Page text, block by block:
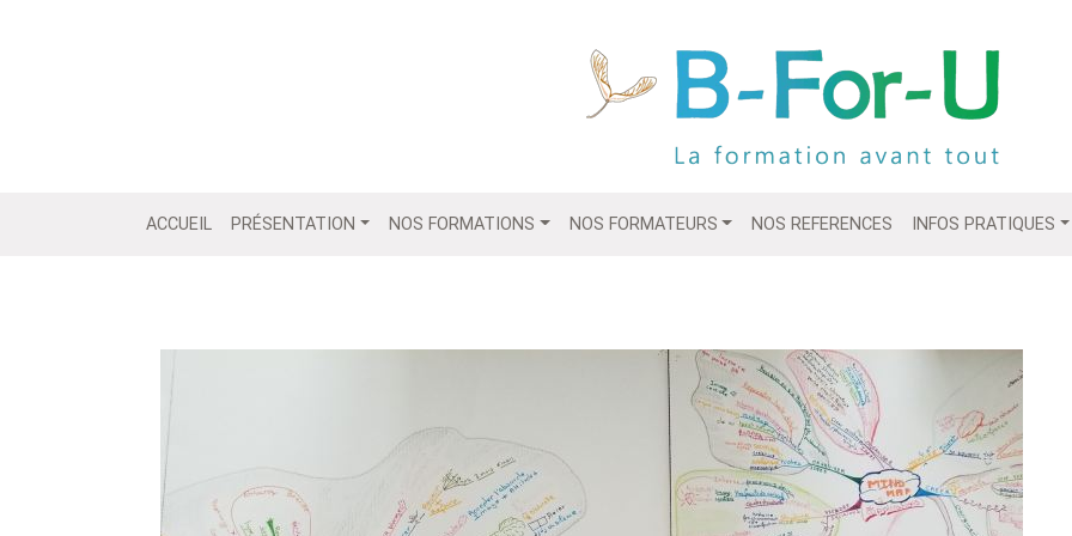
ACCUEIL PRÉSENTATION NOS FORMATIONS NOS FORMATEURS NOS REFERENCES INFOS PRATIQUES